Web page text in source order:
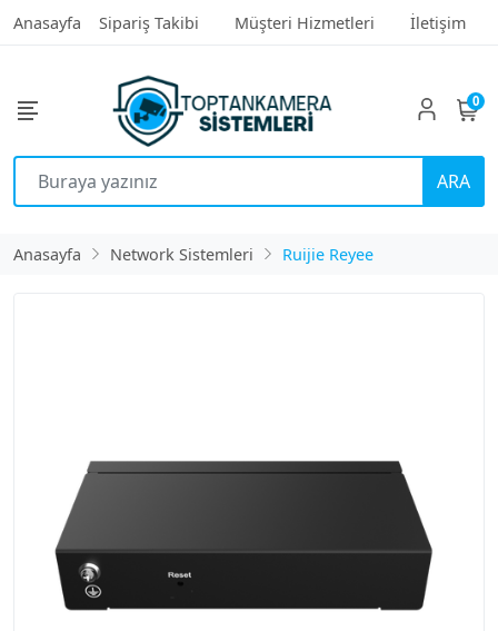
Anasayfa Sipariş Takibi Müşteri Hizmetleri İletişim
ARA
0
Anasayfa Network Sistemleri Ruijie Reyee